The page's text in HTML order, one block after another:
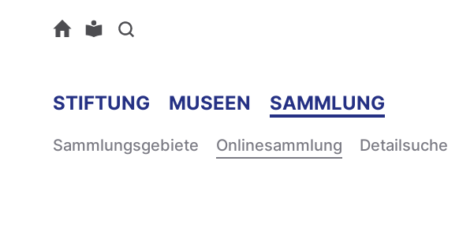
STIFTUNG MUSEEN SAMMLUNG
Sammlungsgebiete Onlinesammlung Detailsuche